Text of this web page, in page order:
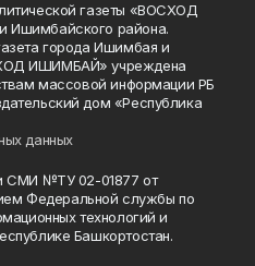
газеты «ВОСХОД
района.
города Ишимбая и
ИШИМБАЙ» учреждена
массовой информации РБ
дом «Республика
данных
СМИ №ТУ 02-01877 от
Федеральной службы по
технологий и
Башкортостан.